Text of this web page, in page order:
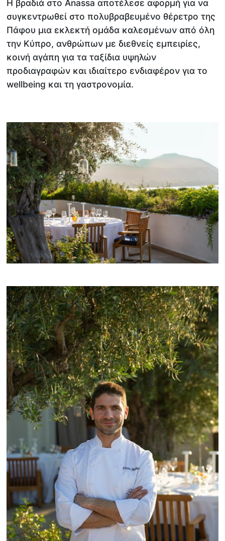
Η βραδιά στο Anassa αποτέλεσε αφορμή για να
συγκεντρωθεί στο πολυβραβευμένο θέρετρο της
Πάφου μια εκλεκτή ομάδα καλεσμένων από όλη
την Κύπρο, ανθρώπων με διεθνείς εμπειρίες,
κοινή αγάπη για τα ταξίδια υψηλών
προδιαγραφών και ιδιαίτερο ενδιαφέρον για το
wellbeing και τη γαστρονομία.